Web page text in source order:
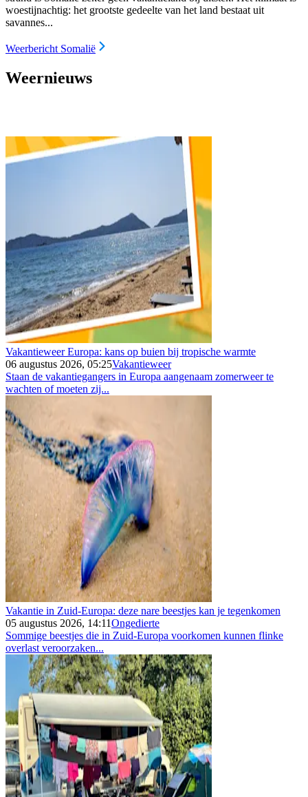
woestijnachtig: het grootste gedeelte van het land bestaat uit
savannes...
Weerbericht Somalië
Weernieuws
Vakantieweer Europa: kans op buien bij tropische warmte
06 augustus 2026, 05:25Vakantieweer
Staan de vakantiegangers in Europa aangenaam zomerweer te
wachten of moeten zij...
Vakantie in Zuid-Europa: deze nare beestjes kan je tegenkomen
05 augustus 2026, 14:11Ongedierte
Sommige beestjes die in Zuid-Europa voorkomen kunnen flinke
overlast veroorzaken...